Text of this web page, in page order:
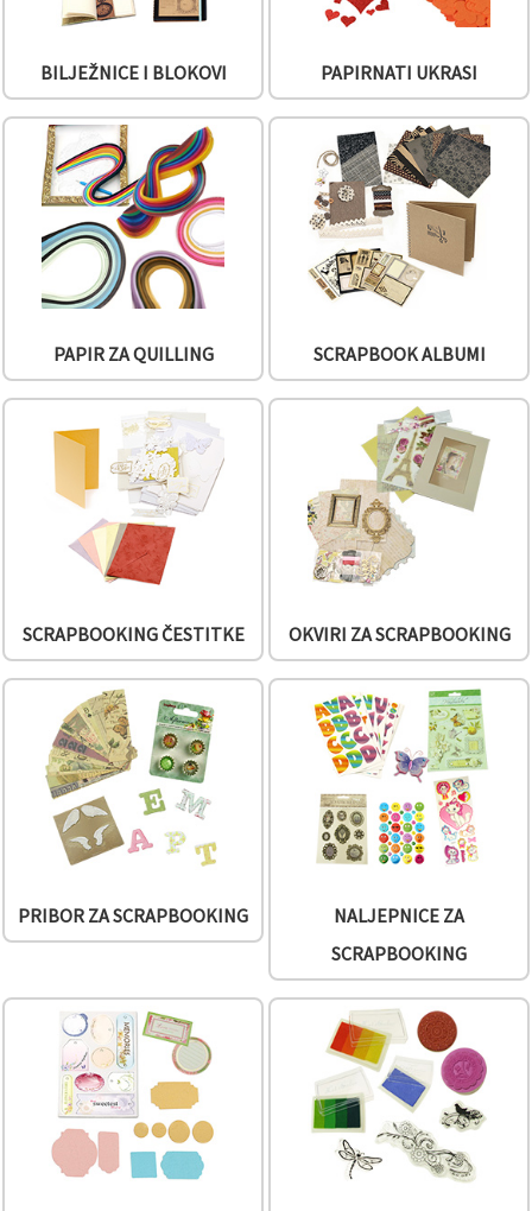
odabirom
određene
kolačića i
gumb
"Spremi".
Prihvati
Postavke
BILJEŽNICE I BLOKOVI PAPIRNATI UKRASI
PAPIR ZA QUILLING SCRAPBOOK ALBUMI
SCRAPBOOKING ČESTITKE OKVIRI ZA SCRAPBOOKING
PRIBOR ZA SCRAPBOOKING
NALJEPNICE ZA
SCRAPBOOKING